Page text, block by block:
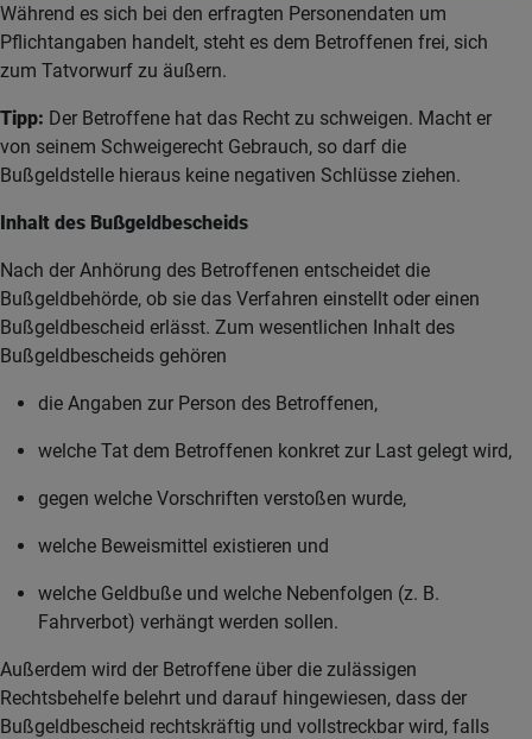
Während es sich bei den erfragten Personendaten um
Pflichtangaben handelt, steht es dem Betroffenen frei, sich
zum Tatvorwurf zu äußern.
Tipp: Der Betroffene hat das Recht zu schweigen. Macht er
von seinem Schweigerecht Gebrauch, so darf die
Bußgeldstelle hieraus keine negativen Schlüsse ziehen.
Inhalt des Bußgeldbescheids
Nach der Anhörung des Betroffenen entscheidet die
Bußgeldbehörde, ob sie das Verfahren einstellt oder einen
Bußgeldbescheid erlässt. Zum wesentlichen Inhalt des
Bußgeldbescheids gehören
die Angaben zur Person des Betroffenen,
welche Tat dem Betroffenen konkret zur Last gelegt wird,
gegen welche Vorschriften verstoßen wurde,
welche Beweismittel existieren und
welche Geldbuße und welche Nebenfolgen (z. B.
Fahrverbot) verhängt werden sollen.
Außerdem wird der Betroffene über die zulässigen
Rechtsbehelfe belehrt und darauf hingewiesen, dass der
Bußgeldbescheid rechtskräftig und vollstreckbar wird, falls